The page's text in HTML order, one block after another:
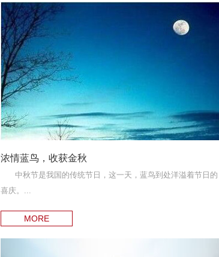
浓情蓝鸟，收获金秋
中秋节是我国的传统节日，这一天，蓝鸟到处洋溢着节日的
喜庆。...
MORE